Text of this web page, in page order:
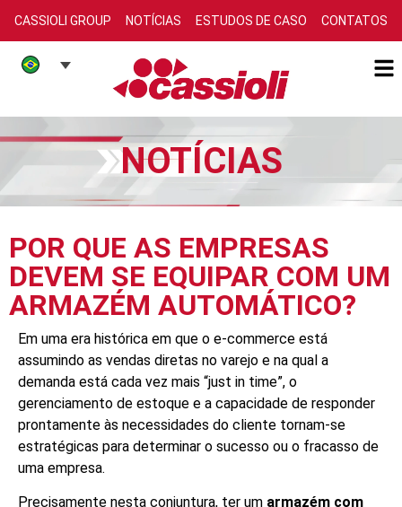
CASSIOLI GROUP NOTÍCIAS ESTUDOS DE CASO CONTATOS
NOTÍCIAS
POR QUE AS EMPRESAS
DEVEM SE EQUIPAR COM UM
ARMAZÉM AUTOMÁTICO?
Em uma era histórica em que o e-commerce está
assumindo as vendas diretas no varejo e na qual a
demanda está cada vez mais “just in time”, o
gerenciamento de estoque e a capacidade de responder
prontamente às necessidades do cliente tornam-se
estratégicas para determinar o sucesso ou o fracasso de
uma empresa.
Precisamente nesta conjuntura, ter um armazém com